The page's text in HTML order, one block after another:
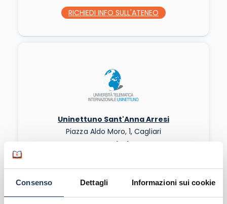
Consenso Dettagli Informazioni sui cookie
RICHIEDI INFO SULL'ATENEO
Uninettuno Sant'Anna Arresi
Piazza Aldo Moro, 1, Cagliari
Cagliari